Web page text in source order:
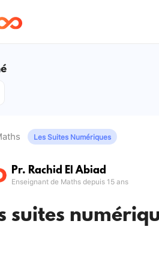
Les Suites Numériques
Pr. Rachid El Abiad
Enseignant de Maths depuis 15 ans
suites